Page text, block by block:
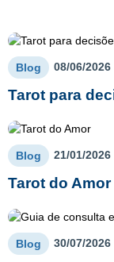
Blog 08/06/2026
Tarot para
Blog 21/01/2026
Tarot do Amor
Blog 30/07/2026